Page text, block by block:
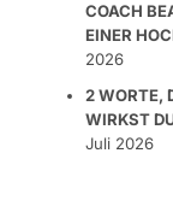
COACH
EINER
2026
2 WORTE,
WIRKST
Juli 2026